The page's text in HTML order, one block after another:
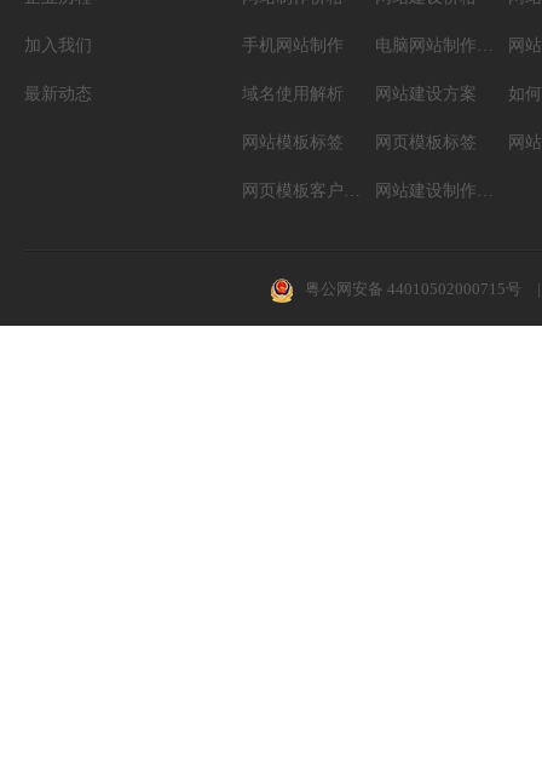
加入我们
最新动态
手机网站制作 电脑网站制作设计 网
域名使用解析 网站建设方案 如
网站模板标签 网页模板标签
网页模板客户案例 网站建设制作知识
粤公网安备 44010502000715号 |